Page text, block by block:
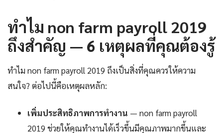
ทำไม non farm payroll 2019
ถึงสำคัญ — 6 เหตุผลที่คุณต้องรู้
ทำไม non farm payroll 2019 ถึงเป็นสิ่งที่คุณควรให้ความ
สนใจ? ต่อไปนี้คือเหตุผลหลัก:
เพิ่มประสิทธิภาพการทำงาน — non farm payroll
2019 ช่วยให้คุณทำงานได้เร็วขึ้นมีคุณภาพมากขึ้นและ